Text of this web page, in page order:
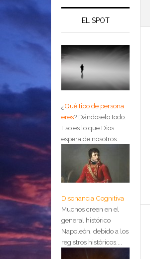
EL SPOT
¿Qué tipo de persona
eres? Dándoselo todo.
Eso es lo que Dios
espera de nosotros.
Disonancia Cognitiva
Muchos creen en el
general histórico
Napoleón, debido a los
registros históricos....